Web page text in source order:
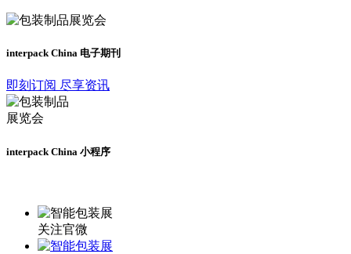
interpack China 电子期刊
即刻订阅 尽享资讯
interpack China 小程序
关注官微